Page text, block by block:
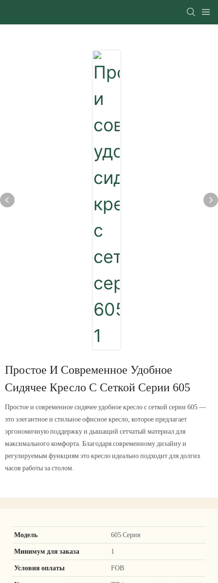
Простое И Современное Удобное
Сидячее Кресло С Сеткой Серии 605
Простое и современное сидячее удобное кресло с сеткой серии 605 —
это элегантное и стильное офисное кресло, которое предлагает
эргономичную поддержку и дышащий сетчатый материал для
максимального комфорта. Благодаря современному дизайну и
регулируемым функциям это кресло идеально подходит для долгих
часов работы за столом.
Модель 605 Серия
Минимум для заказа 1
Условия оплаты FOB